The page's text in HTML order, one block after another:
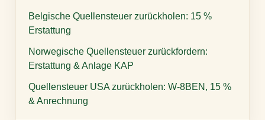
Belgische Quellensteuer zurückholen: 15 %
Erstattung
Norwegische Quellensteuer zurückfordern:
Erstattung & Anlage KAP
Quellensteuer USA zurückholen: W-8BEN, 15 %
& Anrechnung